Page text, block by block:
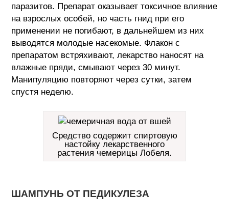
паразитов. Препарат оказывает токсичное влияние
на взрослых особей, но часть гнид при его
применении не погибают, в дальнейшем из них
выводятся молодые насекомые. Флакон с
препаратом встряхивают, лекарство наносят на
влажные пряди, смывают через 30 минут.
Манипуляцию повторяют через сутки, затем
спустя неделю.
Средство содержит спиртовую
настойку лекарственного
растения чемерицы Лобеля.
ШАМПУНЬ ОТ ПЕДИКУЛЕЗА